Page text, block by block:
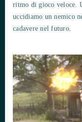
ritmo di gioco veloce.
uccidiamo un nemico
cadavere nel futuro.